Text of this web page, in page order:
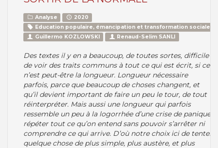
Analyse
2020
Education populaire, émancipation et transformation sociale
Guillermo KOZLOWSKI
Renaud-Selim SANLI
Des textes il y en a beaucoup, de toutes sortes, difficile
de voir des traits communs à tout ce qui est écrit, si ce
n’est peut-être la longueur. Longueur nécessaire
parfois, parce que beaucoup de choses changent, et
qu’il devient important de faire un peu le tour, de tout
réinterpréter. Mais aussi une longueur qui parfois
ressemble un peu à la logorrhée d’une crise de panique,
répéter tout ce qu’on entend sans pouvoir s’arrêter ni
comprendre ce qui arrive. D’où notre choix ici de tenter
quelque chose de plus simple, plus austère, et plus